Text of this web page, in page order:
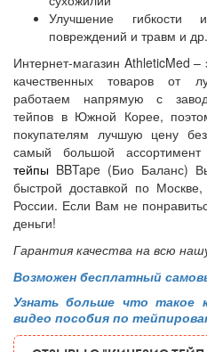
Улучшение
повреждений и травм и др.
Интернет-магазин AthleticMed
качественных товаров от
работаем напрямую с
тейпов в Южной Корее,
покупателям лучшую цену
самый большой ассортимент
тейпы BBTape (Био Баланс)
быстрой доставкой по
России. Если Вам не
деньги!
Гарантия качества на всю
Возможен бесплатный
Узнать больше что такое
видео пособия по